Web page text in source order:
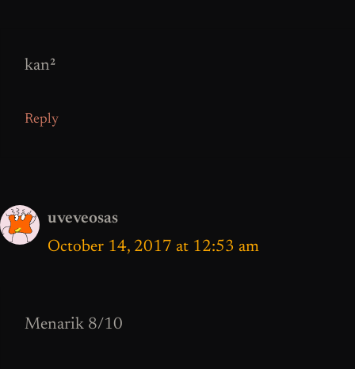
kan²
Reply
uveveosas
October 14, 2017 at 12:53 am
Menarik 8/10